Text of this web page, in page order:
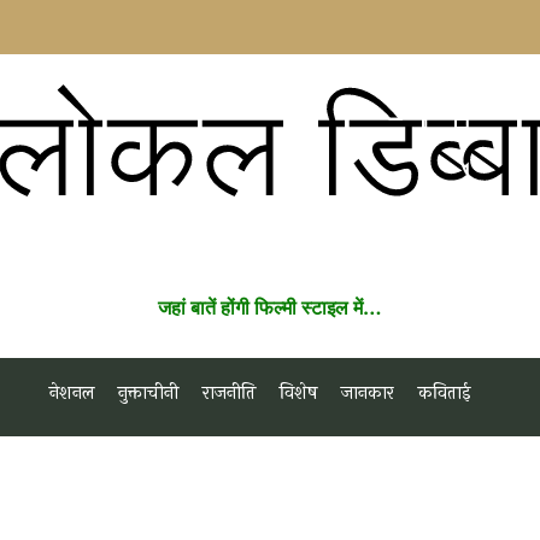
जहां बातें होंगी फिल्मी स्टाइल में…
नेशनल नुक्ताचीनी राजनीति विशेष जानकार कविताई